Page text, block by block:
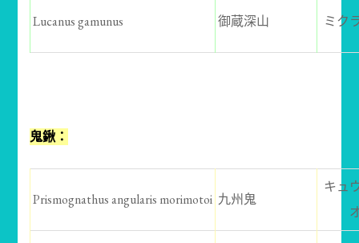
Lucanus gamunus 御蔵深山 ミク
鬼鍬：
Prismognathus angularis morimotoi 九州鬼
キュ